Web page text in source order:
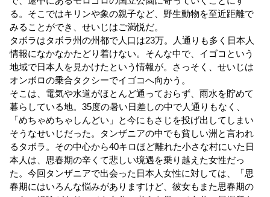
る。そこではキリンや象の親子など、野生動物を至近距離で
みることができ、せいじはご満悦だ。
タボラはタボラ州の州都で人口は23万。人通りも多く日本人
情報になかなかたどり着けない。そんな中で、イゴコという
地域で日本人を見かけたという情報が。さっそく、せいじは
オンボロの乗合タクシーでイゴコへ向かう。
そこは、電気や水道がほとんど通っておらず、雨水を貯めて
暮らしている地。35度の暑い日差しの中で人通りもなく、
「めちゃめちゃしんどい」と今にもさじを投げ出してしまい
そうなせいじだった。タンザニアの中でも貧しい洲と言われ
るタボラ。その中心から40キロほど離れた小さな村にいた日
本人は、思春期の辛くて悲しい境遇を乗り越えた女性だっ
た。今回タンザニアで出会った日本人女性に対しては、「思
春期にはいろんな悩みがありますけど、彼女もまた思春期の